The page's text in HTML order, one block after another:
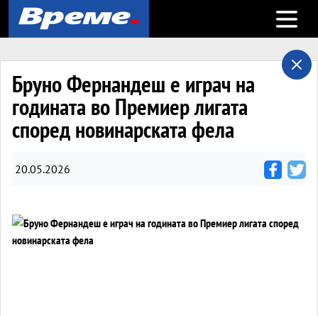
Open
Бруно Фернандеш е играч на
годината во Премиер лигата
според новинарската фела
20.05.2026